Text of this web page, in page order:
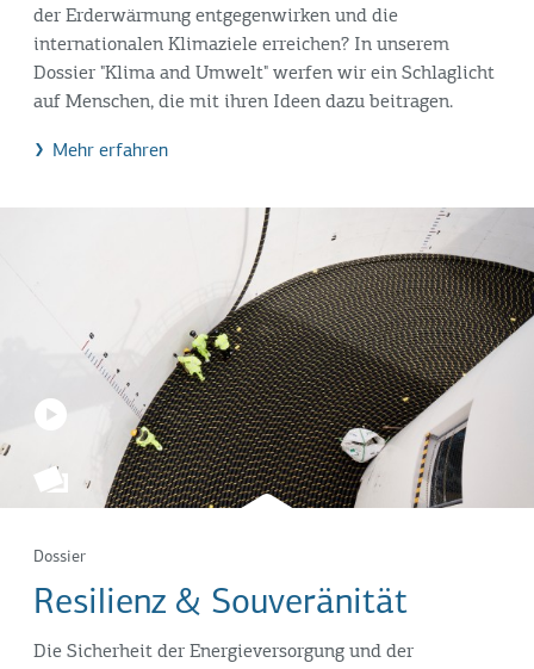
der Erderwärmung entgegenwirken und die
internationalen Klimaziele erreichen? In unserem
Dossier "Klima and Umwelt" werfen wir ein Schlaglicht
auf Menschen, die mit ihren Ideen dazu beitragen.
Mehr erfahren
Dossier
Resilienz & Souveränität
Die Sicherheit der Energieversorgung und der